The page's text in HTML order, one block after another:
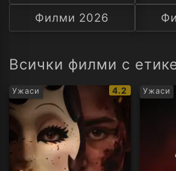
Филми 2026
Всички филми с
Ужаси
IMDb
рейтинг:
4.2 Ужаси